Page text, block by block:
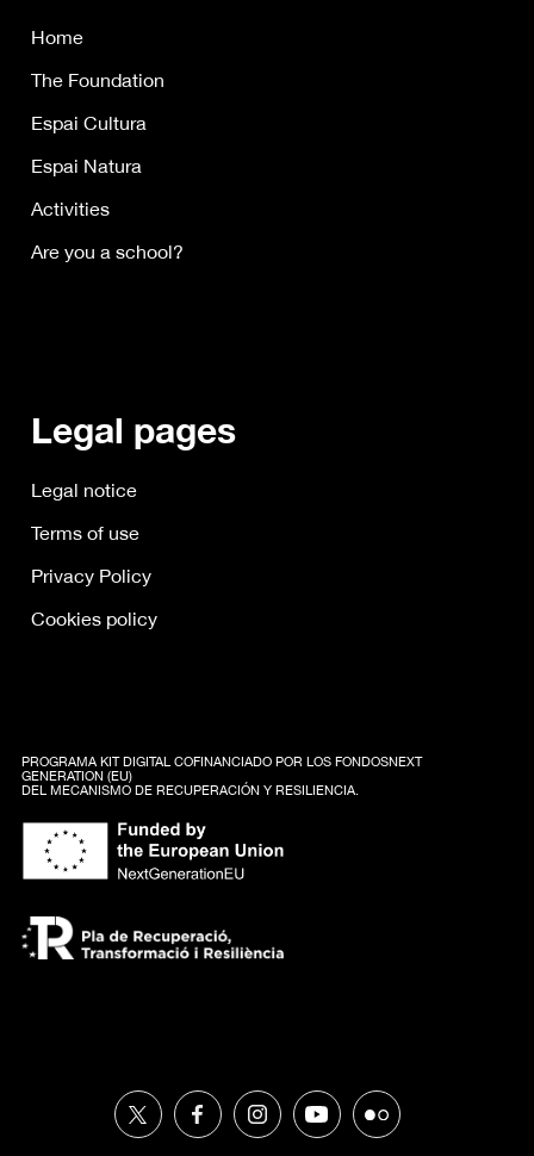
Home
The Foundation
Espai Cultura
Espai Natura
Activities
Are you a school?
Legal pages
Legal notice
Terms of use
Privacy Policy
Cookies policy
PROGRAMA KIT DIGITAL COFINANCIADO POR LOS FONDOSNEXT
GENERATION (EU)
DEL MECANISMO DE RECUPERACIÓN Y RESILIENCIA.